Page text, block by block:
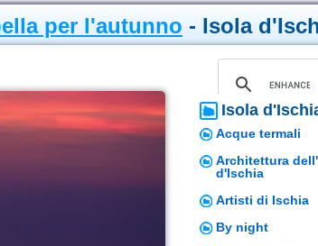
per l'autunno - Isola
Isola
Acque termali
Architettura
d'Ischia
Artisti di Ischia
By night